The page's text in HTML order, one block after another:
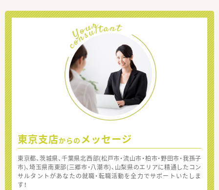
東京支店からの メッセージ
東京都、茨城県、千葉県北西部(松戸市・流山市・柏市・野田市・我孫子
市)、埼玉県南東部(三郷市・八潮市)、山梨県のエリアに精通したコン
サルタントがあなたの就職・転職活動を全力でサポートいたしま
す！